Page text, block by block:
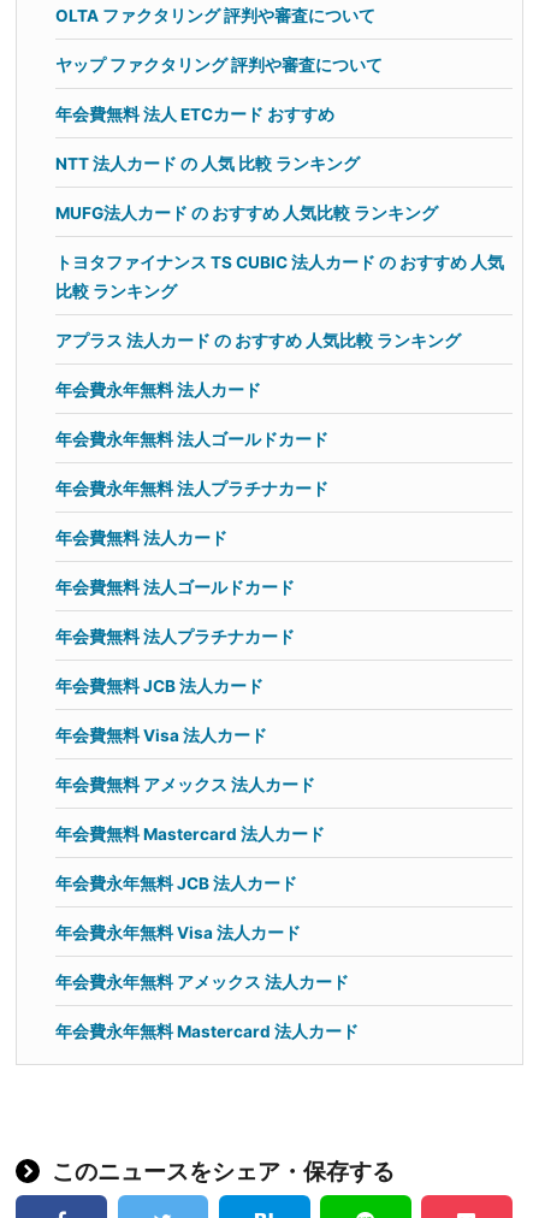
OLTA ファクタリング 評判や審査について
ヤップ ファクタリング 評判や審査について
年会費無料 法人 ETCカード おすすめ
NTT 法人カード の 人気 比較 ランキング
MUFG法人カード の おすすめ 人気比較 ランキング
トヨタファイナンス TS CUBIC 法人カード の おすすめ 人気
比較 ランキング
アプラス 法人カード の おすすめ 人気比較 ランキング
年会費永年無料 法人カード
年会費永年無料 法人ゴールドカード
年会費永年無料 法人プラチナカード
年会費無料 法人カード
年会費無料 法人ゴールドカード
年会費無料 法人プラチナカード
年会費無料 JCB 法人カード
年会費無料 Visa 法人カード
年会費無料 アメックス 法人カード
年会費無料 Mastercard 法人カード
年会費永年無料 JCB 法人カード
年会費永年無料 Visa 法人カード
年会費永年無料 アメックス 法人カード
年会費永年無料 Mastercard 法人カード
このニュースをシェア・保存する